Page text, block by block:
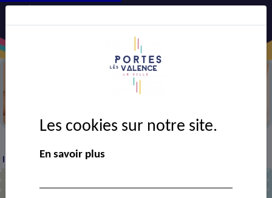
ligue contre le cancer au forum des associations
Les cookies sur notre site.
En savoir plus